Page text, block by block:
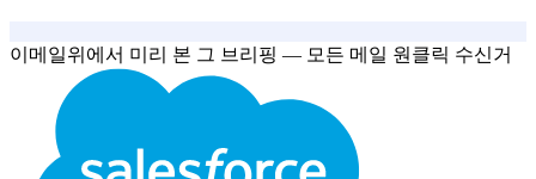
이메일위에서 미리 본 그 브리핑 — 모든 메일 원클릭 수신거